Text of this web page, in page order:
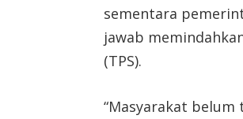
sementara
jawab
(TPS).
“Masyarakat